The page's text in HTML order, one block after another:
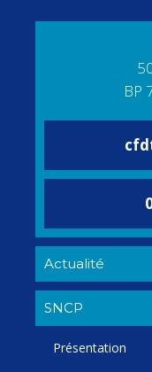
BP
Actualité
SNCP
Présentation